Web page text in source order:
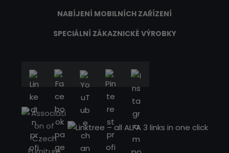
NABÍJENÍ MOBILNÍCH ZAŘÍZENÍ
SPECIÁLNÍ ZÁKAZNICKÉ VÝROBKY